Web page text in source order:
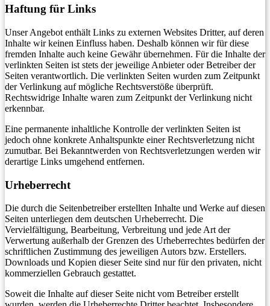
Haftung für Links
Unser Angebot enthält Links zu externen Websites Dritter, auf deren
Inhalte wir keinen Einfluss haben. Deshalb können wir für diese
fremden Inhalte auch keine Gewähr übernehmen. Für die Inhalte der
verlinkten Seiten ist stets der jeweilige Anbieter oder Betreiber der
Seiten verantwortlich. Die verlinkten Seiten wurden zum Zeitpunkt
der Verlinkung auf mögliche Rechtsverstöße überprüft.
Rechtswidrige Inhalte waren zum Zeitpunkt der Verlinkung nicht
erkennbar.
Eine permanente inhaltliche Kontrolle der verlinkten Seiten ist
jedoch ohne konkrete Anhaltspunkte einer Rechtsverletzung nicht
zumutbar. Bei Bekanntwerden von Rechtsverletzungen werden wir
derartige Links umgehend entfernen.
Urheberrecht
Die durch die Seitenbetreiber erstellten Inhalte und Werke auf diesen
Seiten unterliegen dem deutschen Urheberrecht. Die
Vervielfältigung, Bearbeitung, Verbreitung und jede Art der
Verwertung außerhalb der Grenzen des Urheberrechtes bedürfen der
schriftlichen Zustimmung des jeweiligen Autors bzw. Erstellers.
Downloads und Kopien dieser Seite sind nur für den privaten, nicht
kommerziellen Gebrauch gestattet.
Soweit die Inhalte auf dieser Seite nicht vom Betreiber erstellt